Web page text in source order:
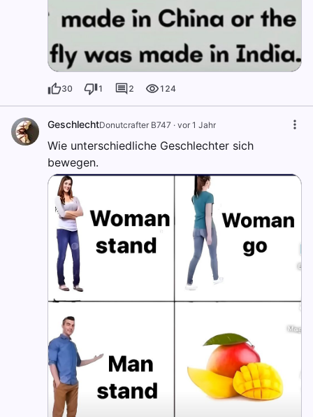
30 1 2 124
GeschlechtDonutcrafter B747 · vor 1 Jahr
Wie unterschiedliche Geschlechter sich
bewegen.